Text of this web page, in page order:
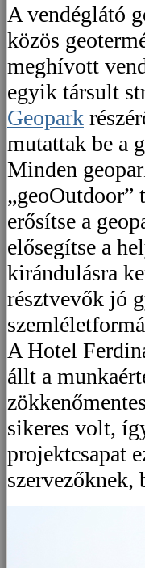
A vendéglátó
közös
meghívott
egyik társult
Geopark
mutattak be a
Minden
„geoOutdoor”
erősítse a
elősegítse a
kirándulásra
résztvevők jó
A Hotel
állt a
sikeres volt,
projektcsapat
szervezőknek,